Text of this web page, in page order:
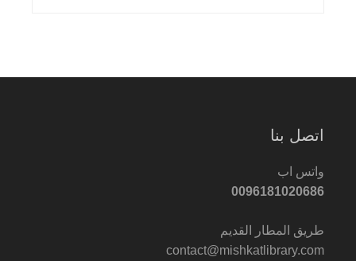
اتصل بنا
واتس اب
0096181020686
طريق المطار القديم
contact@mishkatlibrary.com